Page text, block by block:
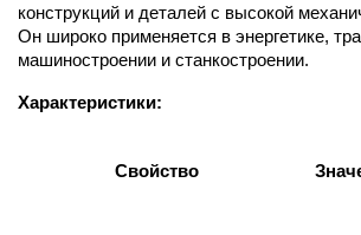
конструкций и деталей с высокой
Он широко применяется в энергетике,
машиностроении и станкостроении.
Характеристики:
Свойство